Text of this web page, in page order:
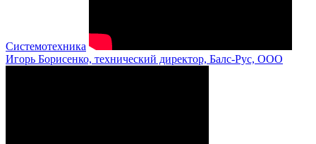
Системотехника
Игорь Борисенко, технический директор, Балс-Рус, ООО